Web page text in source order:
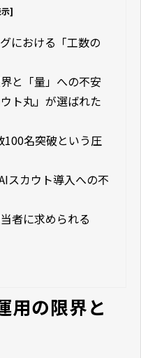
]
における「工数の
と「量」への不安
ト丸」が選ばれた
100名突破という圧
スカウト導入への不
者に求められる
用の限界と